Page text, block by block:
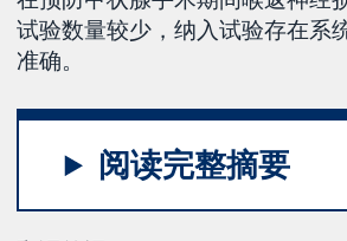
试验数量较少，纳入试验存在系
准确。
阅读完整摘要